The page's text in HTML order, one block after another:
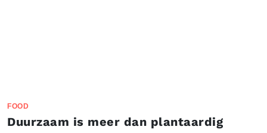
FOOD
Duurzaam is meer dan plantaardig